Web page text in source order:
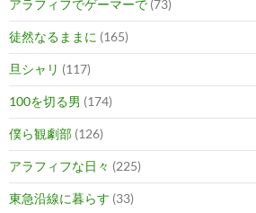
アラフィフでゲーマーで (73)
徒然なるままに (165)
旦シャリ (117)
100を切る男 (174)
僕ら観劇部 (126)
アラフィフな日々 (225)
東急沿線に暮らす (33)